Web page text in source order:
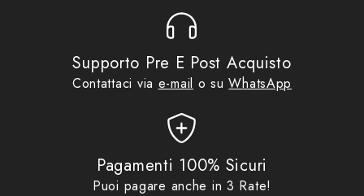
Supporto Pre E Post Acquisto
Contattaci via e-mail o suWhatsApp
Pagamenti 100% Sicuri
Puoi pagare anche in 3 Rate!